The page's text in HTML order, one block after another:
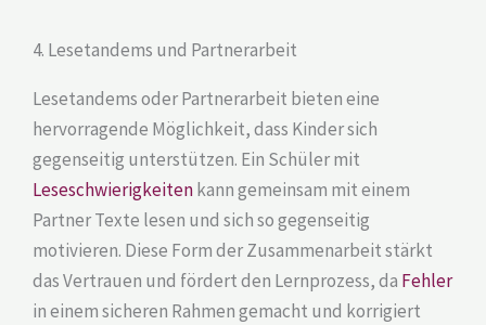
4. Lesetandems und Partnerarbeit
Lesetandems oder Partnerarbeit bieten eine
hervorragende Möglichkeit, dass Kinder sich
gegenseitig unterstützen. Ein Schüler mit
Leseschwierigkeitenkann gemeinsam mit einem
Partner Texte lesen und sich so gegenseitig
motivieren. Diese Form der Zusammenarbeit stärkt
das Vertrauen und fördert den Lernprozess, da Fehler
in einem sicheren Rahmen gemacht und korrigiert